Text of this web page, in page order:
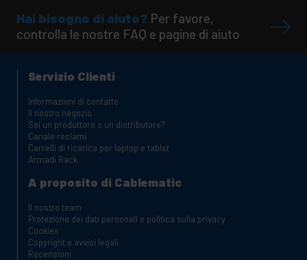
Hai bisogno di aiuto? Per favore,
controlla le nostre FAQ e pagine di aiuto
Servizio Clienti
Informazioni di contatto
Il nostro negozio
Sei un produttore o un distributore?
Canale reclami
Carrelli di ricarica per laptop e tablet
Armadi Rack
A proposito di Cablematic
Il nostro team
Protezione dei dati personali e politica sulla privacy
Cookies
Copyright e avvisi legali
Recensioni